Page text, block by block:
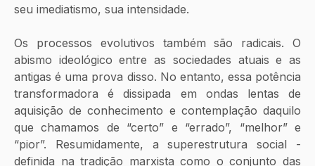
seu imediatismo, sua intensidade.
Os processos evolutivos também são radicais. O
abismo ideológico entre as sociedades atuais e as
antigas é uma prova disso. No entanto, essa potência
transformadora é dissipada em ondas lentas de
aquisição de conhecimento e contemplação daquilo
que chamamos de “certo” e “errado”, “melhor” e
“pior”. Resumidamente, a superestrutura social -
definida na tradição marxista como o conjunto das